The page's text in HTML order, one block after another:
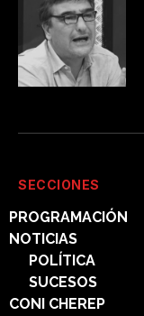
SECCIONES
PROGRAMACIÓN
NOTICIAS
POLÍTICA
SUCESOS
CONI CHEREP